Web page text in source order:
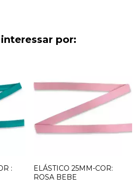
por:
:
ELÁSTICO 25MM-COR:
ROSA BEBE